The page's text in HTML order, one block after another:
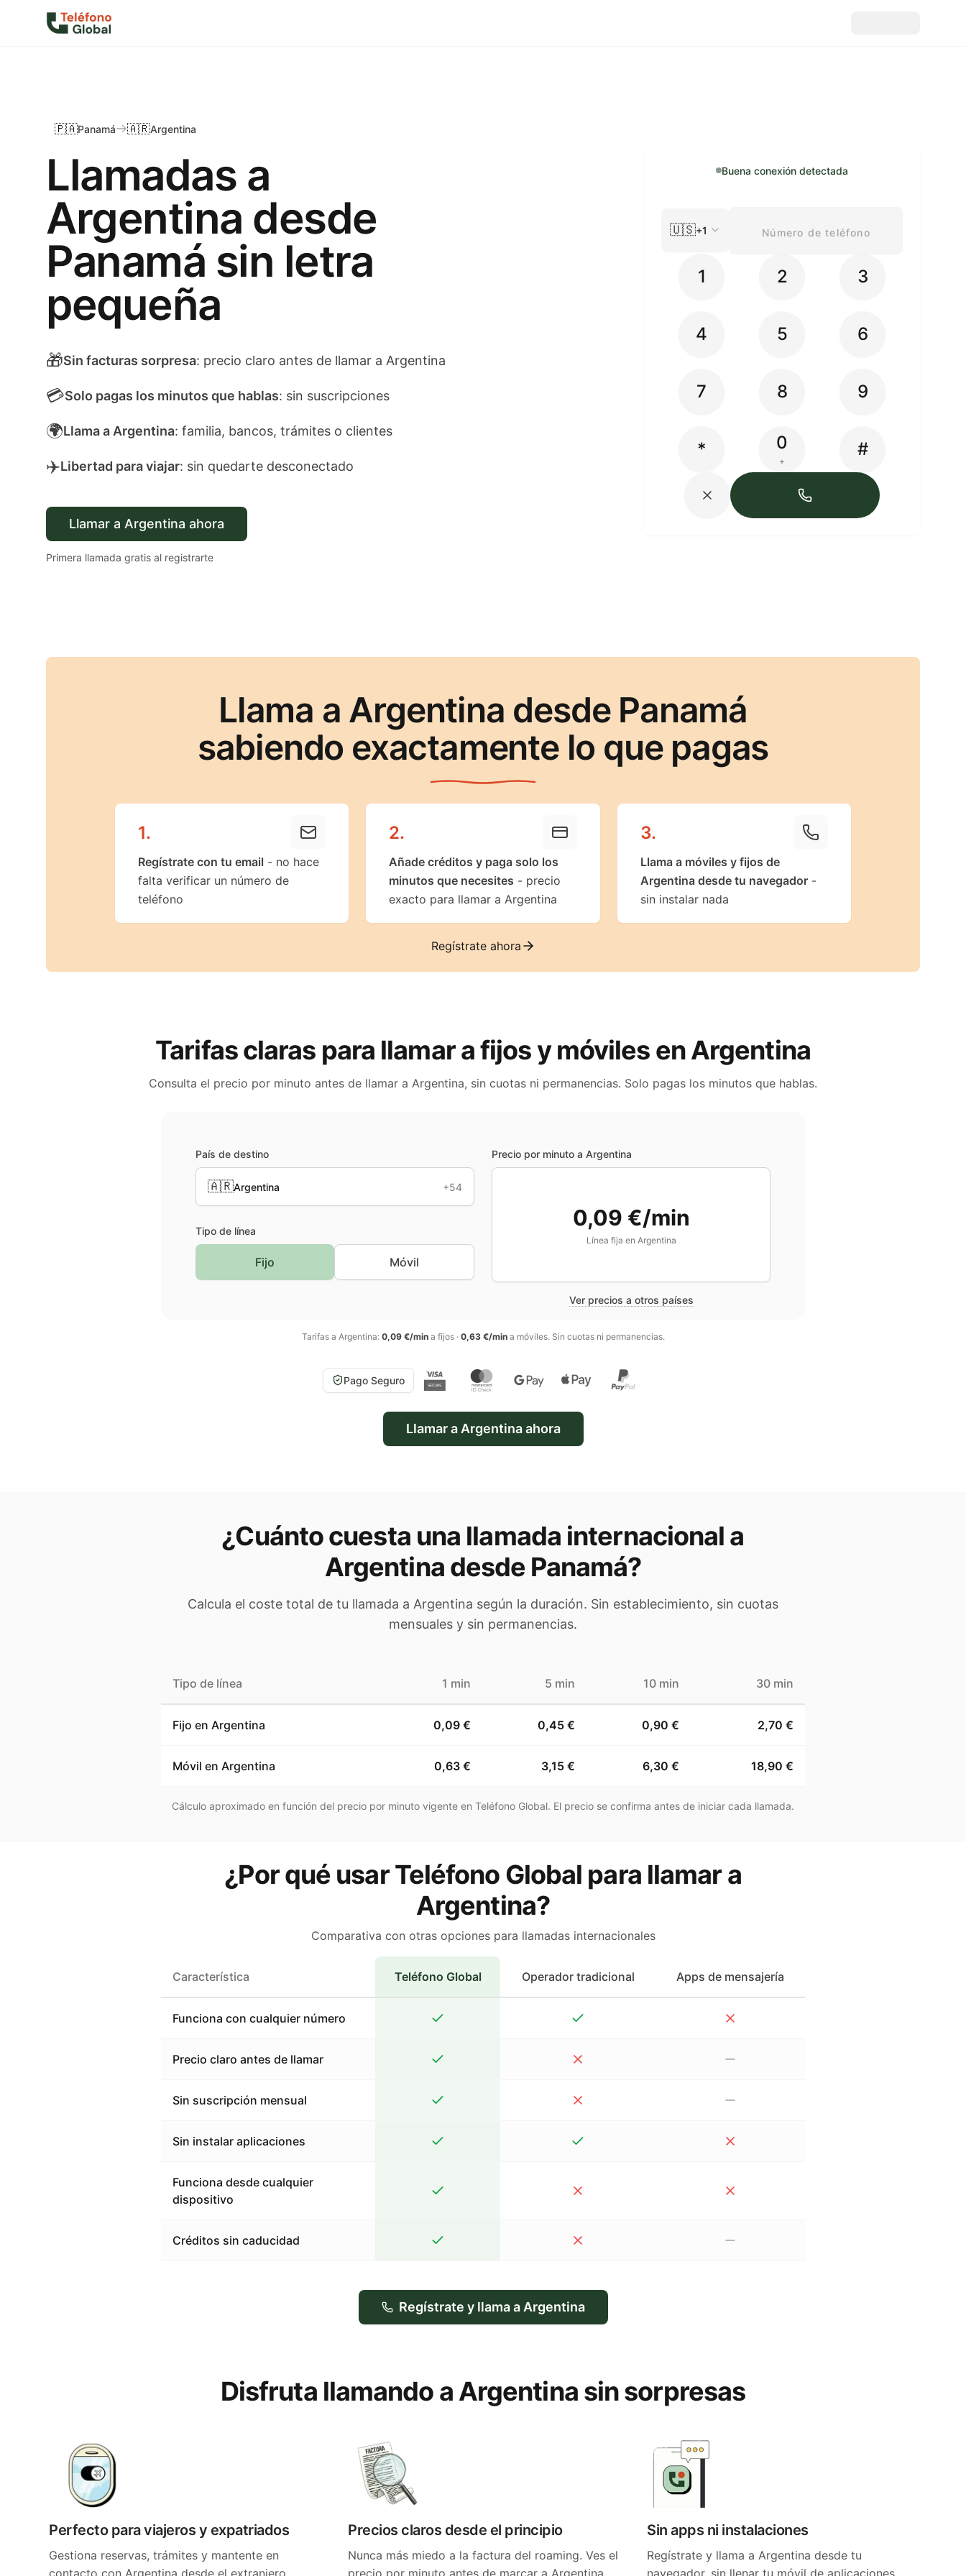
Llamadas a
Argentina desde
Panamá sin letra
pequeña
🇵🇦Panamá 🇦🇷Argentina
🎁Sin facturas sorpresa: precio claro antes de llamar a Argentina
💳Solo pagas los minutos que hablas: sin suscripciones
🌍Llama a Argentina: familia, bancos, trámites o clientes
✈️Libertad para viajar: sin quedarte desconectado
Llamar a Argentina ahora
Primera llamada gratis al registrarte
Buena conexión detectada
🇺🇸+1
1 2 3
4 5 6
7 8 9
* 0
+
#
Llama a Argentina desde Panamá
sabiendo exactamente lo que pagas
1.
Regístrate con tu email - no hace
falta verificar un número de
teléfono
2.
Añade créditos y paga solo los
minutos que necesites - precio
exacto para llamar a Argentina
3.
Llama a móviles y fijos de
Argentina desde tu navegador-
sin instalar nada
Regístrate ahora
Tarifas claras para llamar a fijos y móviles enArgentina
Consulta el precio por minuto antes de llamar a Argentina, sin cuotas ni permanencias. Solo pagas los minutos que hablas.
País de destino
🇦🇷Argentina +54
Tipo de línea
Fijo Móvil
Precio por minuto a Argentina
0,09 €/min
Línea fija en Argentina
Ver precios a otros países
Tarifas a Argentina: 0,09 €/mina fijos· 0,63 €/mina móviles. Sin cuotas ni permanencias.
Pago Seguro
Llamar a Argentinaahora
¿Cuánto cuesta una llamada internacional a
Argentina desde Panamá?
Calcula el coste total de tu llamada a Argentina según la duración. Sin establecimiento, sin cuotas
mensuales y sin permanencias.
Tipo de línea 1 min 5 min 10 min 30 min
Fijo en Argentina 0,09 € 0,45 € 0,90 € 2,70 €
Móvil en Argentina 0,63 € 3,15 € 6,30 € 18,90 €
Cálculo aproximado en función del precio por minuto vigente en Teléfono Global. El precio se confirma antes de iniciar cada llamada.
¿Por qué usar Teléfono Global para llamar a
Argentina?
Comparativa con otras opciones para llamadas internacionales
Característica Teléfono Global Operador tradicional Apps de mensajería
Funciona con cualquier número
Precio claro antes de llamar
Sin suscripción mensual
Sin instalar aplicaciones
Funciona desde cualquier
dispositivo
Créditos sin caducidad
Regístrate y llama a Argentina
Disfruta llamando a Argentina sin sorpresas
Perfecto para viajeros y expatriados
Gestiona reservas, trámites y mantente en
contacto con Argentina desde el extranjero
Precios claros desde el principio
Nunca más miedo a la factura del roaming. Ves el
precio por minuto antes de marcar a Argentina.
Sin apps ni instalaciones
Regístrate y llama a Argentina desde tu
navegador, sin llenar tu móvil de aplicaciones.